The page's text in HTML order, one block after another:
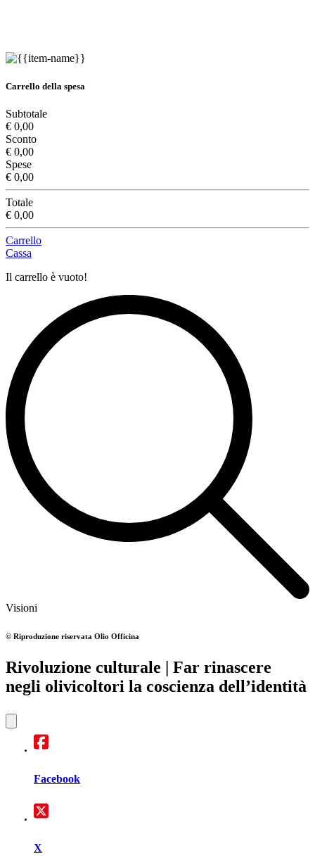
Carrello della spesa
Subtotale
€ 0,00
Sconto
€ 0,00
Spese
€ 0,00
Totale
€ 0,00
Carrello
Cassa
Il carrello è vuoto!
Visioni
© Riproduzione riservata Olio Officina
Rivoluzione culturale | Far rinascere
negli olivicoltori la coscienza dell’identità
Facebook
X